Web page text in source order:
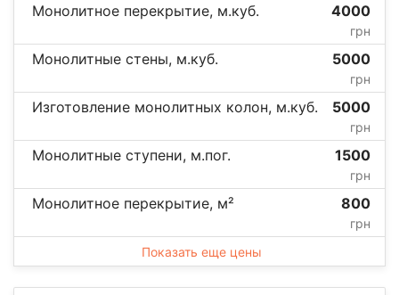
Монолитное перекрытие, м.куб. 4000
грн
Монолитные стены, м.куб. 5000
грн
Изготовление монолитных колон, м.куб. 5000
грн
Монолитные ступени, м.пог. 1500
грн
Монолитное перекрытие, м² 800
грн
Показать еще цены